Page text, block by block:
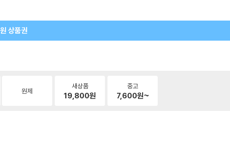
상품권
원제
새상품
19,800원
중고
7,600원~